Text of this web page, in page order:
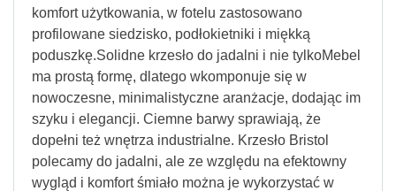
komfort użytkowania, w fotelu zastosowano
profilowane siedzisko, podłokietniki i miękką
poduszkę.Solidne krzesło do jadalni i nie tylkoMebel
ma prostą formę, dlatego wkomponuje się w
nowoczesne, minimalistyczne aranżacje, dodając im
szyku i elegancji. Ciemne barwy sprawiają, że
dopełni też wnętrza industrialne. Krzesło Bristol
polecamy do jadalni, ale ze względu na efektowny
wygląd i komfort śmiało można je wykorzystać w